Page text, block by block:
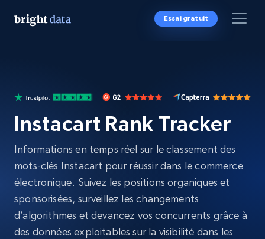
Essai gratuit
Instacart Rank Tracker
Informations en temps réel sur le classement des
mots-clés Instacart pour réussir dans le commerce
électronique. Suivez les positions organiques et
sponsorisées, surveillez les changements
d’algorithmes et devancez vos concurrents grâce à
des données exploitables sur la visibilité dans les